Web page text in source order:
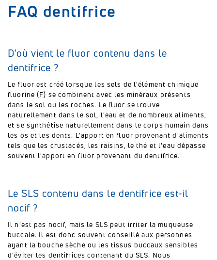
FAQ dentifrice
D'où vient le fluor contenu dans le
dentifrice ?
Le fluor est créé lorsque les sels de l'élément chimique
fluorine (F) se combinent avec les minéraux présents
dans le sol ou les roches. Le fluor se trouve
naturellement dans le sol, l'eau et de nombreux aliments,
et se synthétise naturellement dans le corps humain dans
les os et les dents. L'apport en fluor provenant d'aliments
tels que les crustacés, les raisins, le thé et l'eau dépasse
souvent l'apport en fluor provenant du dentifrice.
Le SLS contenu dans le dentifrice est-il
nocif ?
Il n'est pas nocif, mais le SLS peut irriter la muqueuse
buccale. Il est donc souvent conseillé aux personnes
ayant la bouche sèche ou les tissus buccaux sensibles
d'éviter les dentifrices contenant du SLS. Nous